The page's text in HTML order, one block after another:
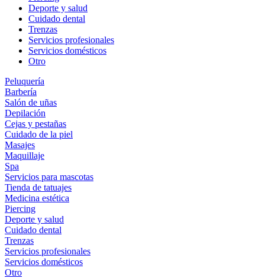
Deporte y salud
Cuidado dental
Trenzas
Servicios profesionales
Servicios domésticos
Otro
Peluquería
Barbería
Salón de uñas
Depilación
Cejas y pestañas
Cuidado de la piel
Masajes
Maquillaje
Spa
Servicios para mascotas
Tienda de tatuajes
Medicina estética
Piercing
Deporte y salud
Cuidado dental
Trenzas
Servicios profesionales
Servicios domésticos
Otro